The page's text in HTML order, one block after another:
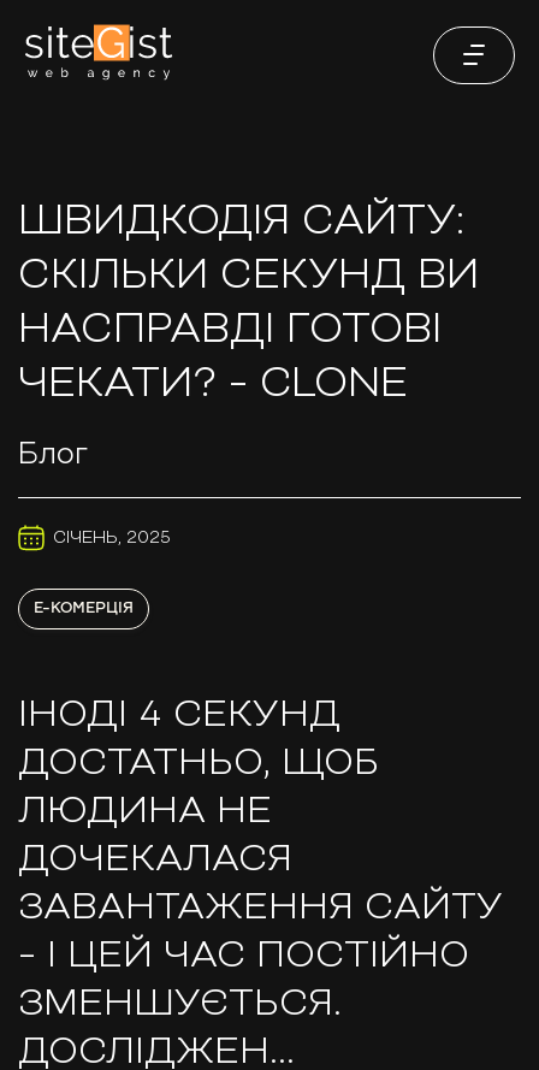
ШВИДКОДІЯ САЙТУ:
СКІЛЬКИ СЕКУНД ВИ
НАСПРАВДІ ГОТОВІ
ЧЕКАТИ? – CLONE
Блог
СІЧЕНЬ, 2025
E-КОМЕРЦІЯ
ІНОДІ 4 СЕКУНД
ДОСТАТНЬО, ЩОБ
ЛЮДИНА НЕ
ДОЧЕКАЛАСЯ
ЗАВАНТАЖЕННЯ САЙТУ
– І ЦЕЙ ЧАС ПОСТІЙНО
ЗМЕНШУЄТЬСЯ.
ДОСЛІДЖЕН…